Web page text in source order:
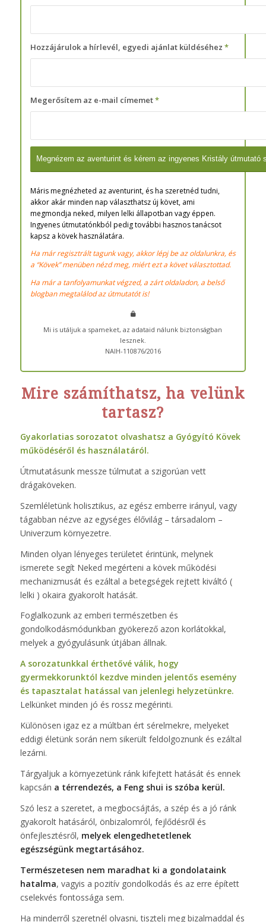
Hozzájárulok a hírlevél, egyedi ajánlat küldéséhez *
Megerősítem az e-mail címemet*
Máris megnézheted az aventurint, és ha szeretnéd tudni,
akkor akár minden nap választhatsz új követ, ami
megmondja neked, milyen lelki állapotban vagy éppen.
Ingyenes útmutatónkból pedig további hasznos tanácsot
kapsz a kövek használatára.
Ha már regisztrált tagunk vagy, akkor lépj be az oldalunkra, és
a “Kövek” menüben nézd meg, miért ezt a követ választottad.
Ha már a tanfolyamunkat végzed, a zárt oldaladon, a belső
blogban megtalálod az útmutatót is!
Mi is utáljuk a spameket, az adataid nálunk biztonságban
lesznek.
NAIH-110876/2016
Mire számíthatsz, ha velünk
tartasz?
Gyakorlatias sorozatot olvashatsz a Gyógyító Kövek
működéséről és használatáról.
Útmutatásunk messze túlmutat a szigorúan vett
drágaköveken.
Szemléletünk holisztikus, az egész emberre irányul, vagy
tágabban nézve az egységes élővilág – társadalom –
Univerzum környezetre.
Minden olyan lényeges területet érintünk, melynek
ismerete segít Neked megérteni a kövek működési
mechanizmusát és ezáltal a betegségek rejtett kiváltó (
lelki ) okaira gyakorolt hatását.
Foglalkozunk az emberi természetben és
gondolkodásmódunkban gyökerező azon korlátokkal,
melyek a gyógyulásunk útjában állnak.
A sorozatunkkal érthetővé válik, hogy
gyermekkorunktól kezdve minden jelentős esemény
és tapasztalat hatással van jelenlegi helyzetünkre.
Lelkünket minden jó és rossz megérinti.
Különösen igaz ez a múltban ért sérelmekre, melyeket
eddigi életünk során nem sikerült feldolgoznunk és ezáltal
lezárni.
Tárgyaljuk a környezetünk ránk kifejtett hatását és ennek
kapcsán a térrendezés, a Feng shui is szóba kerül.
Szó lesz a szeretet, a megbocsájtás, a szép és a jó ránk
gyakorolt hatásáról, önbizalomról, fejlődésről és
önfejlesztésről, melyek elengedhetetlenek
egészségünk megtartásához.
Természetesen nem maradhat ki a gondolataink
hatalma, vagyis a pozitív gondolkodás és az erre épített
cselekvés fontossága sem.
Ha minderről szeretnél olvasni, tisztelj meg bizalmaddal és